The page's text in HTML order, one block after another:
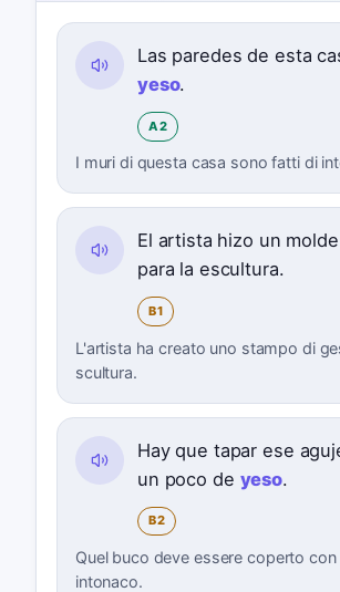
Las paredes de esta
yeso.
A2
I muri di questa casa sono fatti di
El artista hizo un
para la escultura.
B1
L'artista ha creato uno stampo di
scultura.
Hay que tapar ese
un poco de yeso.
B2
Quel buco deve essere coperto
intonaco.